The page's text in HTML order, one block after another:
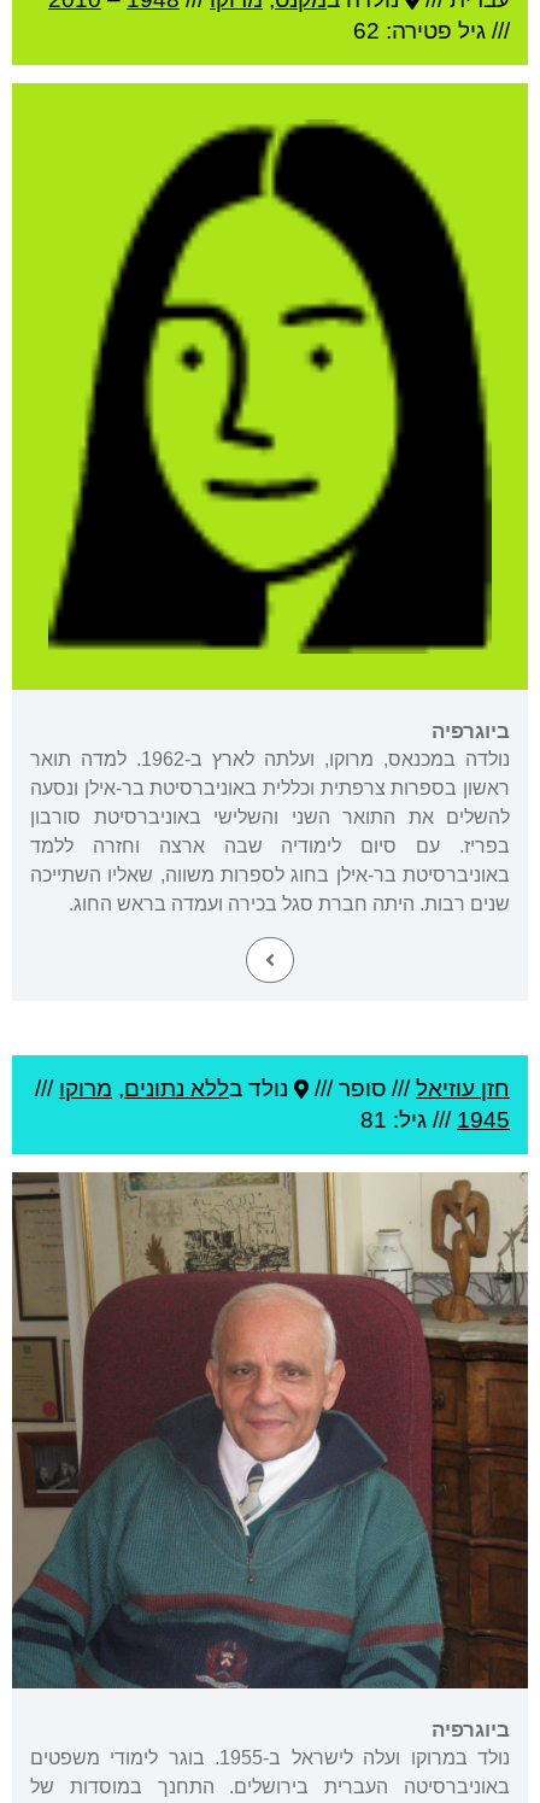
/// גיל פטירה: 62
ביוגרפיה
נולדה במכנאס, מרוקו, ועלתה לארץ ב-1962. למדה תואר
ראשון בספרות צרפתית וכללית באוניברסיטת בר-אילן ונסעה
להשלים את התואר השני והשלישי באוניברסיטת סורבון
בפריז. עם סיום לימודיה שבה ארצה וחזרה ללמד
באוניברסיטת בר-אילן בחוג לספרות משווה, שאליו השתייכה
שנים רבות. היתה חברת סגל בכירה ועמדה בראש החוג.
חזן עוזיאל/// סופר /// נולד בללא נתונים, מרוקו ///
1945 /// גיל: 81
ביוגרפיה
נולד במרוקו ועלה לישראל ב-1955. בוגר לימודי משפטים
באוניברסיטה העברית בירושלים. התחנך במוסדות של